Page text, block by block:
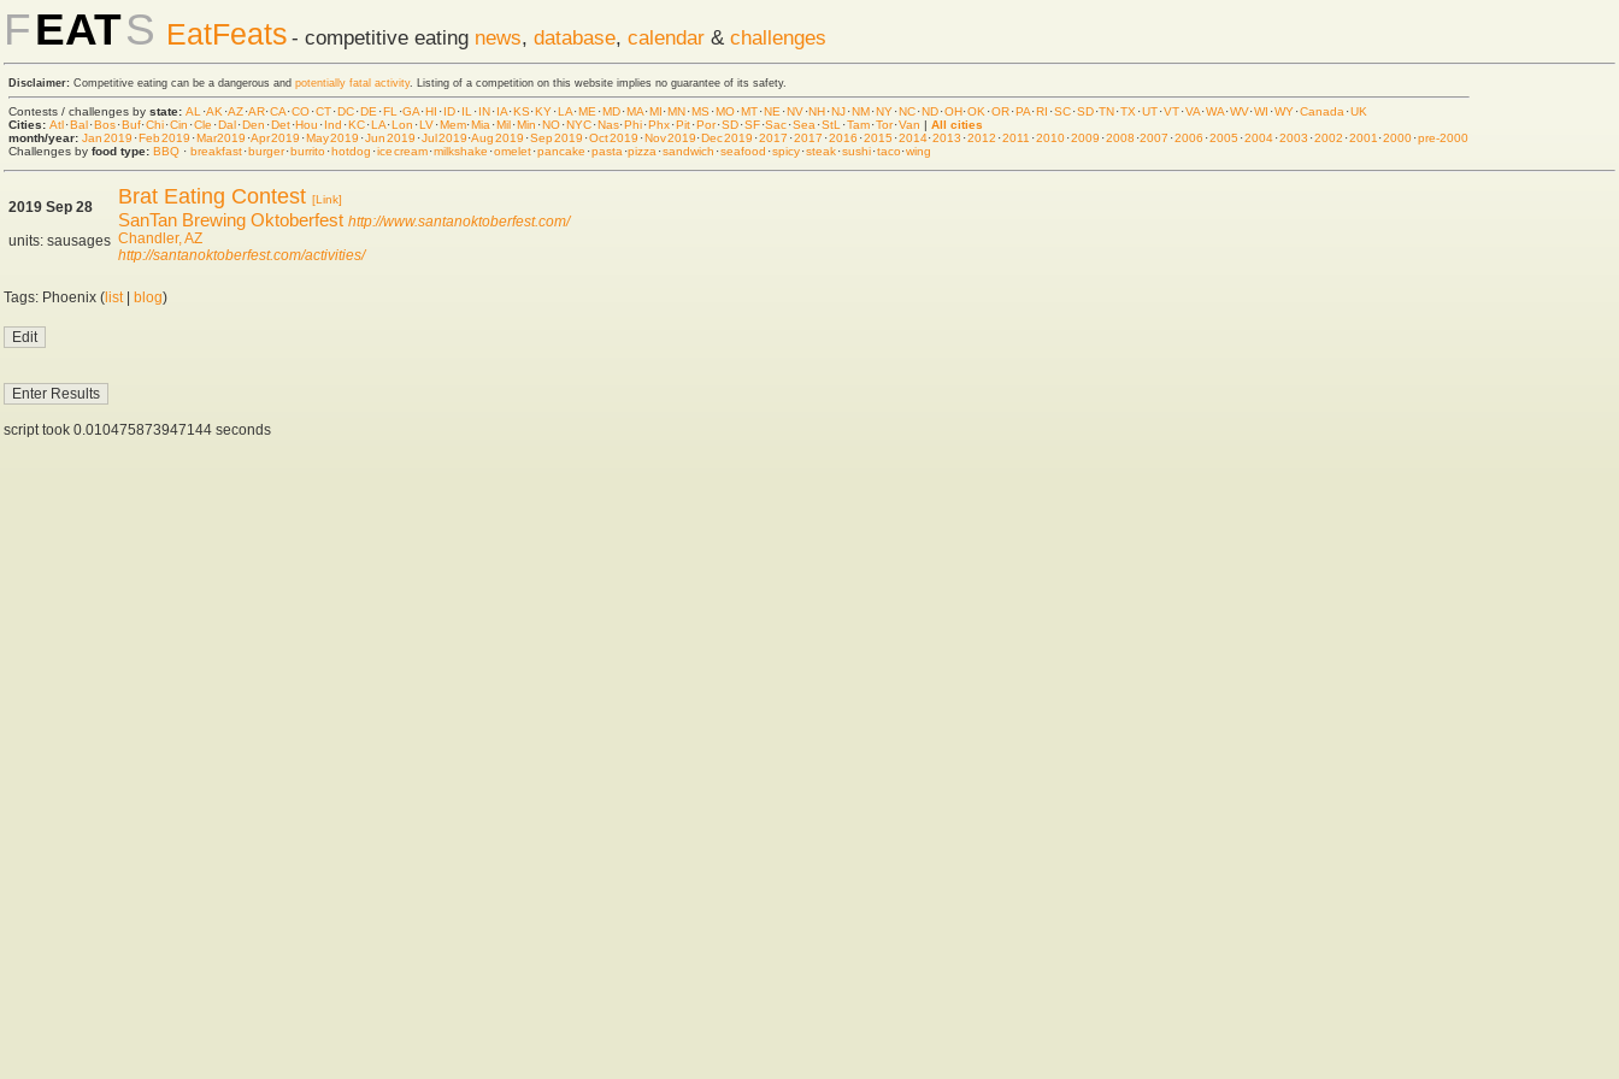
FEATS EatFeats - competitive eating news, database, calendar & challenges
Disclaimer: Competitive eating can be a dangerous and potentially fatal activity. Listing of a competition on this website implies no guarantee of its safety.
Contests / challenges by state: AL ·AK ·AZ·AR·CA·CO·CT·DC·DE ·FL ·GA·HI ·ID·IL ·IN·IA·KS·KY·LA·ME ·MD·MA·MI·MN·MS·MO·MT·NE ·NV·NH·NJ·NM·NY·NC·ND·OH·OK ·OR·PA·RI ·SC·SD·TN·TX ·UT·VT·VA·WA·WV·WI ·WY·Canada ·UK
Cities: Atl·Bal·Bos·Buf·Chi·Cin ·Cle ·Dal·Den ·Det·Hou ·Ind ·KC·LA·Lon ·LV·Mem·Mia ·Mil·Min ·NO·NYC·Nas·Phi·Phx·Pit·Por·SD·SF·Sac·Sea ·StL ·Tam·Tor·Van | All cities
month/year: Jan 2019 ·Feb 2019 ·Mar 2019 ·Apr 2019 ·May 2019 ·Jun 2019 ·Jul 2019·Aug 2019 ·Sep 2019 ·Oct 2019 ·Nov 2019·Dec 2019 ·2017 ·2017 ·2016 ·2015 ·2014·2013 ·2012 ·2011 ·2010·2009 ·2008 ·2007 ·2006 ·2005 ·2004·2003 ·2002 ·2001 ·2000·pre-2000
Challenges by food type: BBQ · breakfast·burger·burrito·hot dog ·ice cream·milkshake ·omelet·pancake ·pasta ·pizza ·sandwich ·seafood ·spicy·steak·sushi·taco·wing
2019 Sep 28
units: sausages
Brat Eating Contest [Link]
SanTan Brewing Oktoberfest http://www.santanoktoberfest.com/
Chandler, AZ
http://santanoktoberfest.com/activities/
Tags: Phoenix ( list| blog)
script took 0.010475873947144 seconds